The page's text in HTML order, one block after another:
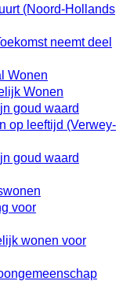
(Noord-Hollands
neemt deel
Wonen
Wonen
goud waard
op leeftijd (Verwey-
goud waard
voor
wonen voor